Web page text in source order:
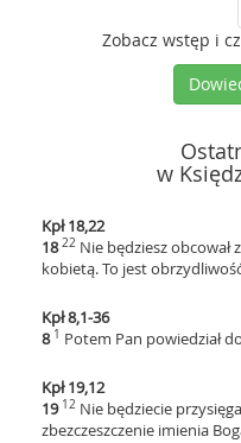
Zobacz wstęp i
w
Kpł 18,22
18 22 Nie będziesz obcował
kobietą. To jest
Kpł 8,1-36
8 1 Potem Pan powiedział
Kpł 19,12
1912 Nie będziecie
zbezczeszczenie imienia